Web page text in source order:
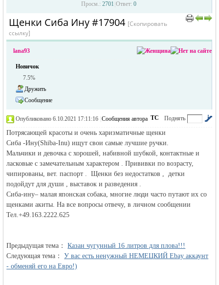
жизнь и
объявления в
› ›
Просм.: 2701 Ответ: 0
Щенки Сиба Ину #17904 [Скопировать
ссылку]
lana93
Новичок
7.5%
Дружить
Сообщение
Поднять
ТС
Опубликовано 6.10.2021 17:11:16 Сообщения автора
Потрясающей красоты и очень харизматичные щенки
Сиба -Ину(Shiba-Inu) ищут свои самые лучшие ручки.
Мальчики и девочка с хорошей, набивной шубкой, контактные и
ласковые с замечательным характером . Прививки по возрасту,
чипированы, вет. паспорт . Щенки без недостатков , детки
подойдут для души , выставок и разведения .
Сиба-ину– малая японская собака, многие люди часто путают их со
щенками акиты. На все вопросы отвечу, в личном сообщении
Тел.+49.163.2222.625
Предыдущая тема：Казан чугунный 16 литров для плова!!!
Следующая тема：У вас есть ненужный НЕМЕЦКИЙ Ebay аккаунт
- обменяй его на Евро!)